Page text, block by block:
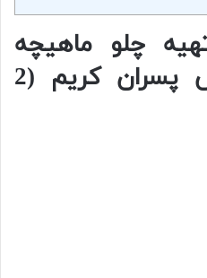
چلو ماهیچه
رستورانی به روش پسران کریم (2